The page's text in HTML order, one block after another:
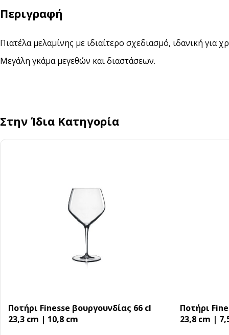
Κουβέρ
Χαρτί Περιτυλίγματος
ΑΝΑΛΩΣΙΜΑ ΕΣΤΙΑΣΗΣ
Αλουμινόχαρτο
Καύσιμη Ύλη
Περιγραφή
Πιατέλα μελαμίνης με ιδιαίτερο σχεδιασμό, ιδανική
Μεγάλη γκάμα μεγεθών και διαστάσεων.
Στην Ίδια Κατηγορία
Ποτήρι Finesse βουργουνδίας 66 cl
23,3 cm | 10,8 cm
Ποτήρι
23,8 cm |